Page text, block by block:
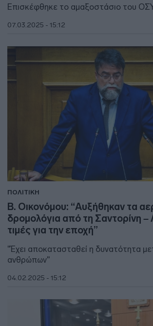
Επισκέφθηκε το αμαξοστάσιο του
07.03.2025 - 15:12
ΠΟΛΙΤΙΚΗ
Β. Οικονόμου: “Αυξήθηκαν τα
δρομολόγια από τη Σαντορίνη –
τιμές για την εποχή”
"Έχει αποκατασταθεί η δυνατότητα
ανθρώπων"
04.02.2025 - 15:12